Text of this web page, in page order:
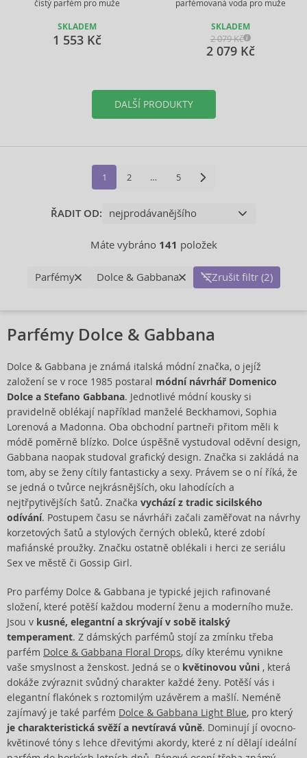
čistý parfém pro muže
SKLADEM
1 553 Kč
parfémovaná voda pro muže
SKLADEM
2 079 Kč
2 079 Kč
DALŠÍ PRODUKTY
1 2 … 5
ŘADIT OD:
Máte vybráno 141 položek
Parfémy Dolce & Gabbana Zrušit filtr (2)
Parfémy Dolce & Gabbana
Dolce & Gabbana je známá italská módní značka, o jejíž
založení se v roce 1985 postaral módní návrhář Domenico
Dolce a Stefano Gabbana. Jednotlivé módní kousky si
pravidelně oblékají například manželé Beckhamovi, Sophia
Lorenová a Madonna. Oba obchodní partneři přitom měli k
módě poměrně blízko. Dolce úspěšně vystudoval oděvní design,
Gabbana naopak studoval grafický design. Značka si zakládá na
tom, aby se ženy cítily fantasticky a sexy. Právem se o ní říká, že
se jedná o tvůrce nejkrásnějších, oku lahodících a
nejtřpytivějších šatů. Značka vychází z tradic sicilského
odívání. Postupem času se návrháři začali zaměřovat na návrhy
korzetových šatů a stylových černých obleků, které zdobí
mafiánské proužky. Značku ostatně oblékali i herci ze seriálu
Sex ve městě či Gossip Girl.
Pro parfémy Dolce & Gabbana je typické jejich rafinované
složení, které potěší každou moderní ženu a moderního muže.
Jsou v kusné, elegantní a skrývají v sobě italský
temperament. Z dámských parfémů stojí za zmínku třeba
parfém Dolce & Gabbana Floral Drops, díky kterému vynikne
vaše smyslnost a ženskost. Jedná se o květinovou vůni , která
dokáže zvýraznit svůdný charakter každé ženy. Potěší vás i
elegantní flakónek s roztomilým uzávěrem a mašlí. Neméně
zajímavý je také parfém Dolce & Gabbana Light Blue, pro který
je charakteristická svěží a nevtíravá vůně. Dominují jí ovocno-
květinové tóny s lehce dřevitými akordy, které z ní dělají ideální